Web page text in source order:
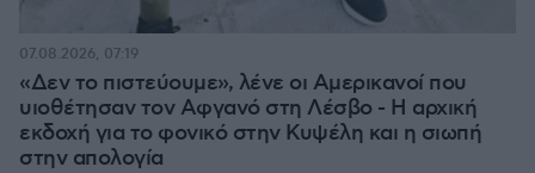
«Δεν το πιστεύουμε», λένε οι Αμερικανοί που
υιοθέτησαν τον Αφγανό στη Λέσβο - Η αρχική
εκδοχή για το φονικό στην Κυψέλη και η σιωπή
στην απολογία
07.08.2026, 07:19